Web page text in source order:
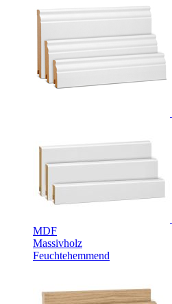
MDF
Massivholz
Feuchtehemmend